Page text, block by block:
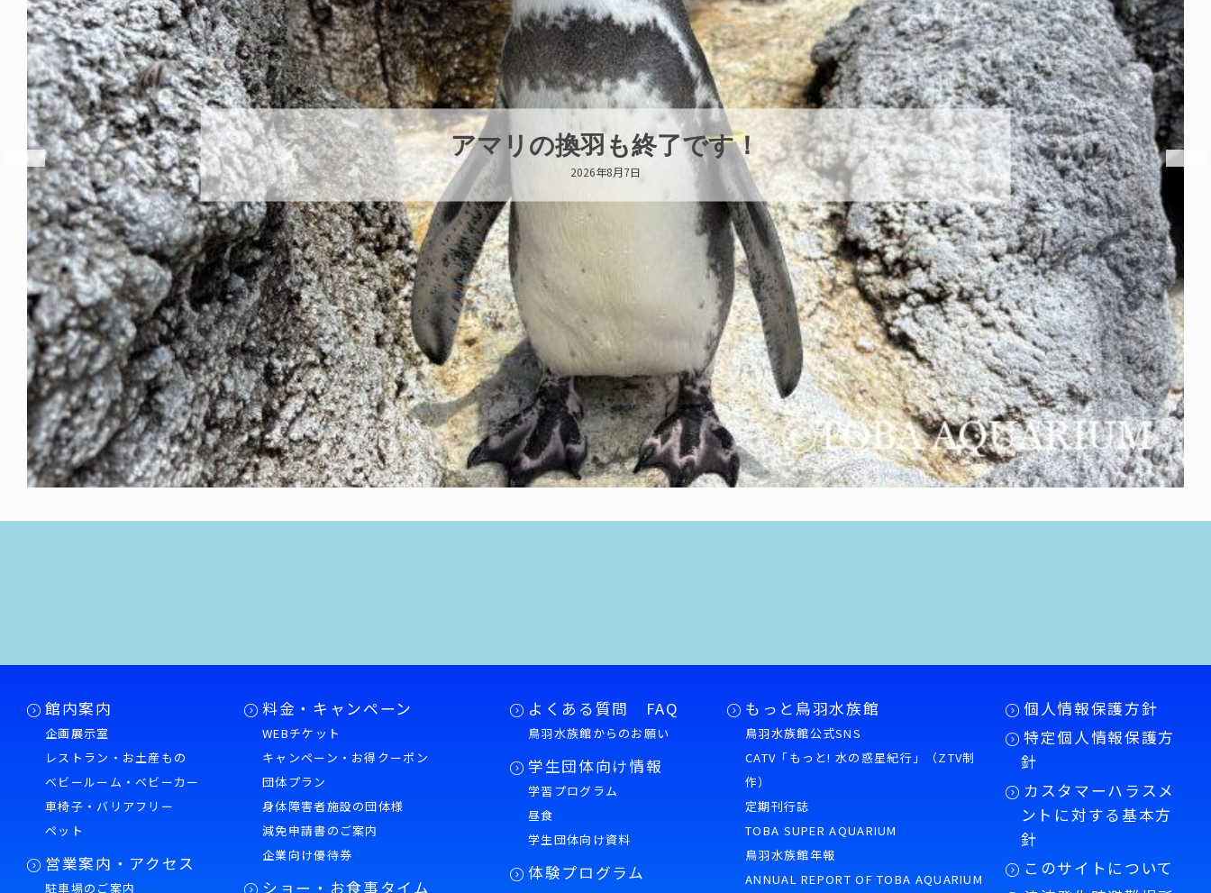
トビウオ幼魚展示中！
2026年8月6日
館内案内
企画展示室
レストラン・お土産もの
ベビールーム・ベビーカー
車椅子・バリアフリー
ペット
営業案内・アクセス
駐車場のご案内
料金・キャンペーン
WEBチケット
キャンペーン・お得クーポン
団体プラン
身体障害者施設の団体様
減免申請書のご案内
企業向け優待券
ショー・お食事タイム
よくある質問 FAQ
鳥羽水族館からのお願い
学生団体向け情報
学習プログラム
昼食
学生団体向け資料
体験プログラム
もっと鳥羽水族館
鳥羽水族館公式SNS
CATV「もっと! 水の惑星紀行」（ZTV制
作）
定期刊行誌
TOBA SUPER AQUARIUM
鳥羽水族館年報
ANNUAL REPORT OF TOBA AQUARIUM
個人情報保護方針
特定個人情報保護方
針
カスタマーハラスメ
ントに対する基本方
針
このサイトについて